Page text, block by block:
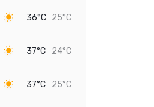
36°C 25°C
37°C 24°C
37°C 25°C